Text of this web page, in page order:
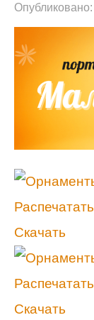
Опубликовано:
Распечатать
Скачать
Распечатать
Скачать